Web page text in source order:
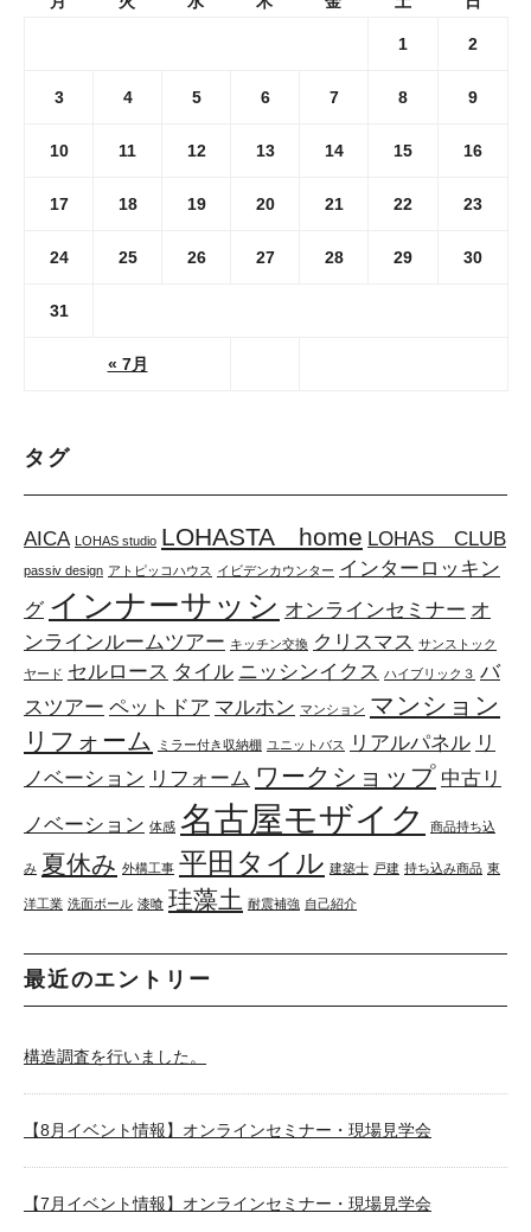
« 7月
1 2
3 4 5 6 7 8 9
10 11 12 13 14 15 16
17 18 19 20 21 22 23
24 25 26 27 28 29 30
31
タグ
AICA LOHAS studio LOHASTA home LOHAS CLUB
passiv design アトピッコハウス イビデンカウンター インターロッキン
グ インナーサッシ オンラインセミナー オ
ンラインルームツアー キッチン交換 クリスマス サンストック
ヤード セルロース タイル ニッシンイクス ハイブリック３ バ
スツアー ペットドア マルホン マンション マンション
リフォーム
ミラー付き収納棚 ユニットバス リアルパネル リ
ノベーション リフォーム ワークショップ 中古リ
ノベーション 体感 名古屋モザイク 商品持ち込
み 夏休み 外構工事 平田タイル 建築士 戸建 持ち込み商品 東
洋工業 洗面ボール 漆喰 珪藻土 耐震補強 自己紹介
最近のエントリー
構造調査を行いました。
【8月イベント情報】オンラインセミナー・現場見学会
【7月イベント情報】オンラインセミナー・現場見学会